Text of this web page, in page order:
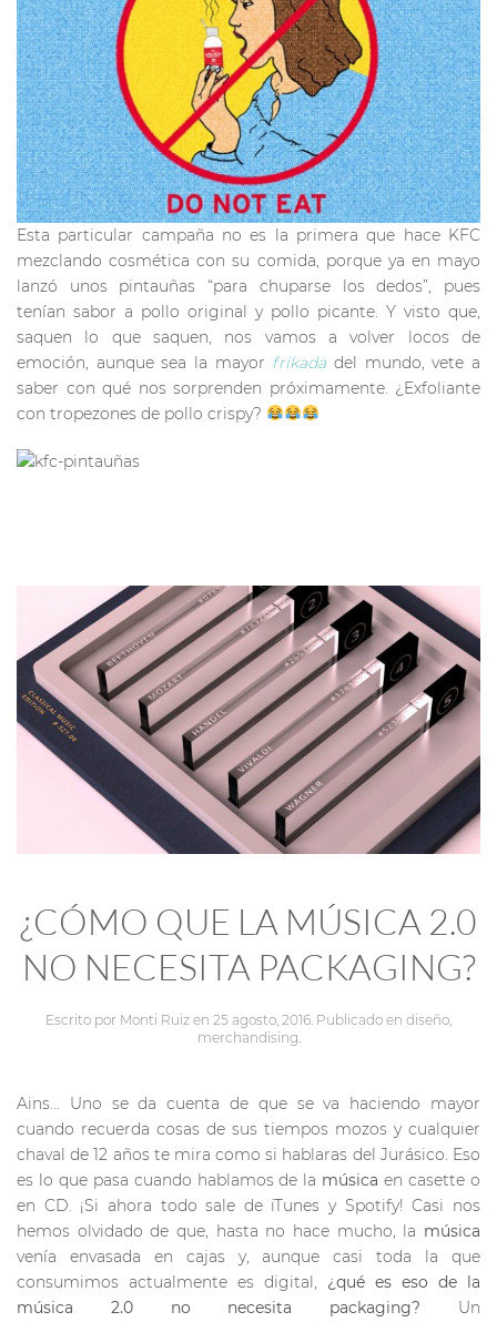
Esta particular campaña no es la primera que hace KFC
mezclando cosmética con su comida, porque ya en mayo
lanzó unos pintauñas “para chuparse los dedos”, pues
tenían sabor a pollo original y pollo picante. Y visto que,
saquen lo que saquen, nos vamos a volver locos de
emoción, aunque sea la mayor frikada del mundo, vete a
saber con qué nos sorprenden próximamente. ¿Exfoliante
con tropezones de pollo crispy?
¿CÓMO QUE LA MÚSICA 2.0
NO NECESITA PACKAGING?
Escrito por Monti Ruiz en 25 agosto, 2016. Publicado en diseño,
merchandising.
Ains… Uno se da cuenta de que se va haciendo mayor
cuando recuerda cosas de sus tiempos mozos y cualquier
chaval de 12 años te mira como si hablaras del Jurásico. Eso
es lo que pasa cuando hablamos de la música en casette o
en CD. ¡Si ahora todo sale de iTunes y Spotify! Casi nos
hemos olvidado de que, hasta no hace mucho, la música
venía envasada en cajas y, aunque casi toda la que
consumimos actualmente es digital, ¿qué es eso de la
música 2.0 no necesita packaging? Un